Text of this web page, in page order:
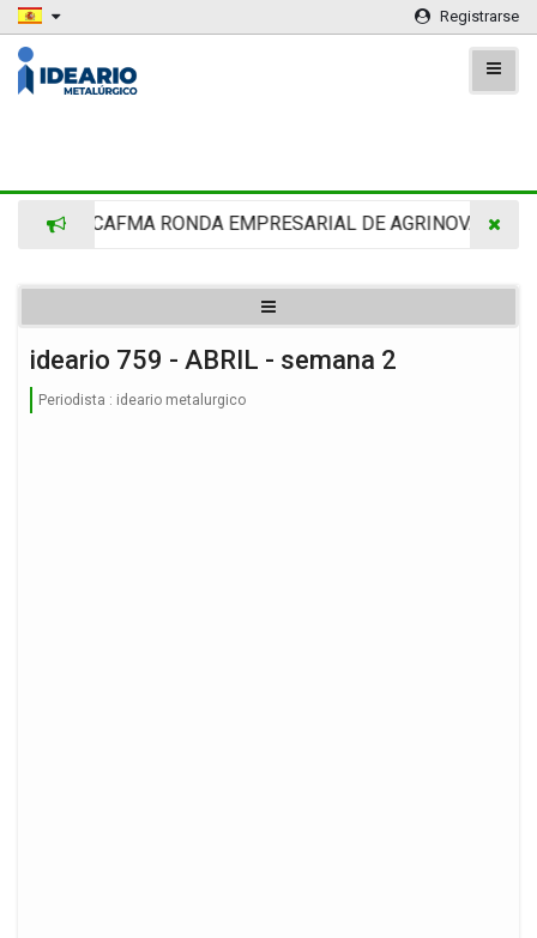
Registrarse
-CAFMA RONDA EMPRESARIAL DE AGRINOVA EN LA
ideario 759 - ABRIL - semana 2
Periodista : ideario metalurgico